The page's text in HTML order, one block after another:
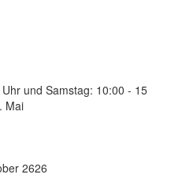
und Samstag: 10:00 - 15
Mai
2626